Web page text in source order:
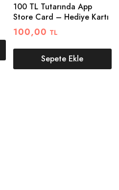
100 TL Tutarında App
Store Card – Hediye Kartı
100,00 TL
Sepete Ekle